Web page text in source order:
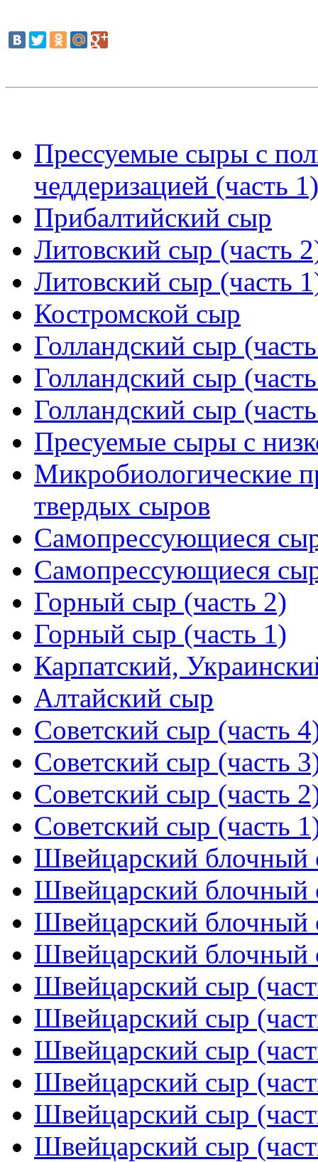
Прессуемые сыры с
чеддеризацией (часть 1)
Прибалтийский сыр
Литовский сыр (часть
Литовский сыр (часть
Костромской сыр
Голландский сыр
Голландский сыр
Голландский сыр
Пресуемые сыры с
Микробиологические
твердых сыров
Самопрессующиеся
Самопрессующиеся
Горный сыр (часть 2)
Горный сыр (часть 1)
Карпатский,
Алтайский сыр
Советский сыр (часть
Советский сыр (часть
Советский сыр (часть
Советский сыр (часть
Швейцарский блочный
Швейцарский блочный
Швейцарский блочный
Швейцарский блочный
Швейцарский сыр
Швейцарский сыр
Швейцарский сыр
Швейцарский сыр
Швейцарский сыр
Швейцарский сыр